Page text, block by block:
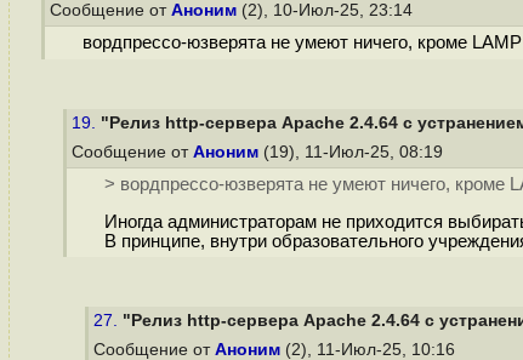
Сообщение от Аноним (2), 10-Июл-25, 23:14
вордпрессо-юзверята не умеют ничего, кроме
19. "Релиз http-сервера Apache 2.4.64 с
Сообщение от Аноним (19), 11-Июл-25, 08:19
> вордпрессо-юзверята не умеют ничего, кроме
Иногда администраторам не приходится
В принципе, внутри образовательного
27. "Релиз http-сервера Apache 2.4.64 с
Сообщение от Аноним (2), 11-Июл-25, 10:16